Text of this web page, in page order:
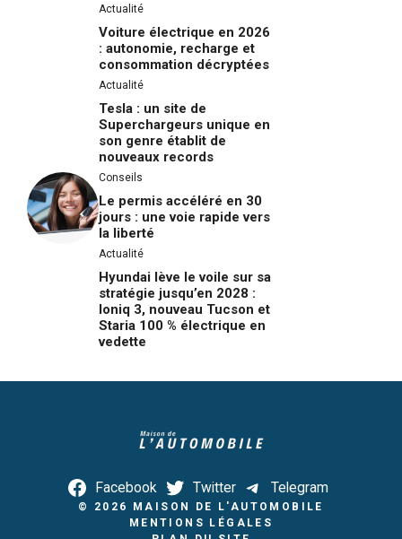
Actualité
Voiture électrique en 2026
: autonomie, recharge et
consommation décryptées
Actualité
Tesla : un site de
Superchargeurs unique en
son genre établit de
nouveaux records
Conseils
Le permis accéléré en 30
jours : une voie rapide vers
la liberté
Actualité
Hyundai lève le voile sur sa
stratégie jusqu’en 2028 :
Ioniq 3, nouveau Tucson et
Staria 100 % électrique en
vedette
Facebook Twitter Telegram
© 2026
MAISON DE L'AUTOMOBILE
MENTIONS LÉGALES